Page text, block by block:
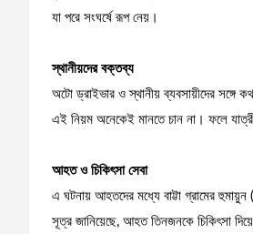
যা পরে সংঘর্ষে রূপ নেয়।
স্থানীয়দের বক্তব্য
অটো ড্রাইভার ও স্থানীয় ব্যবসায়ীদের সঙ্গে
এই নিয়ম অনেকেই মানতে চান না। ফলে
আহত ও চিকিৎসা সেবা
এ ঘটনায় আহতদের মধ্যে বাট্টা গ্রামের
সূত্র জানিয়েছে, আহত তিনজনকে চিকিৎসা